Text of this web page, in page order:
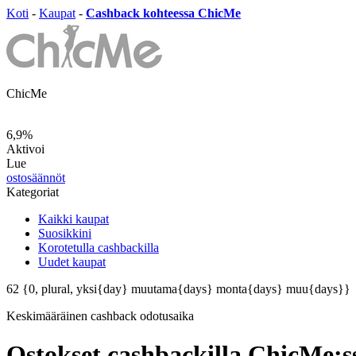
Koti - Kaupat - Cashback kohteessa ChicMe
ChicMe
6,9%
Aktivoi
Lue
ostosäännöt
Kategoriat
Kaikki kaupat
Suosikkini
Korotetulla cashbackilla
Uudet kaupat
62 {0, plural, yksi{day} muutama{days} monta{days} muu{days}}
Keskimääräinen cashback odotusaika